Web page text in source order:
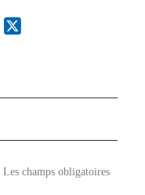
Les champs obligatoires